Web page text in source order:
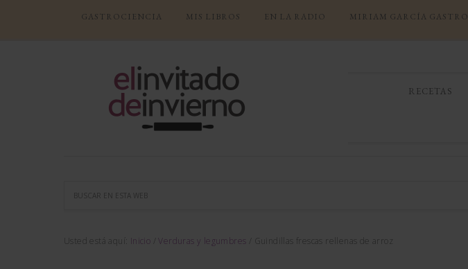
GASTROCIENCIA MIS LIBROS EN LA RADIO MIRIAM GARCÍA GASTRO
RECETAS
Usted está aquí: Inicio Verduras y legumbres Guindillas frescas rellenas de arroz